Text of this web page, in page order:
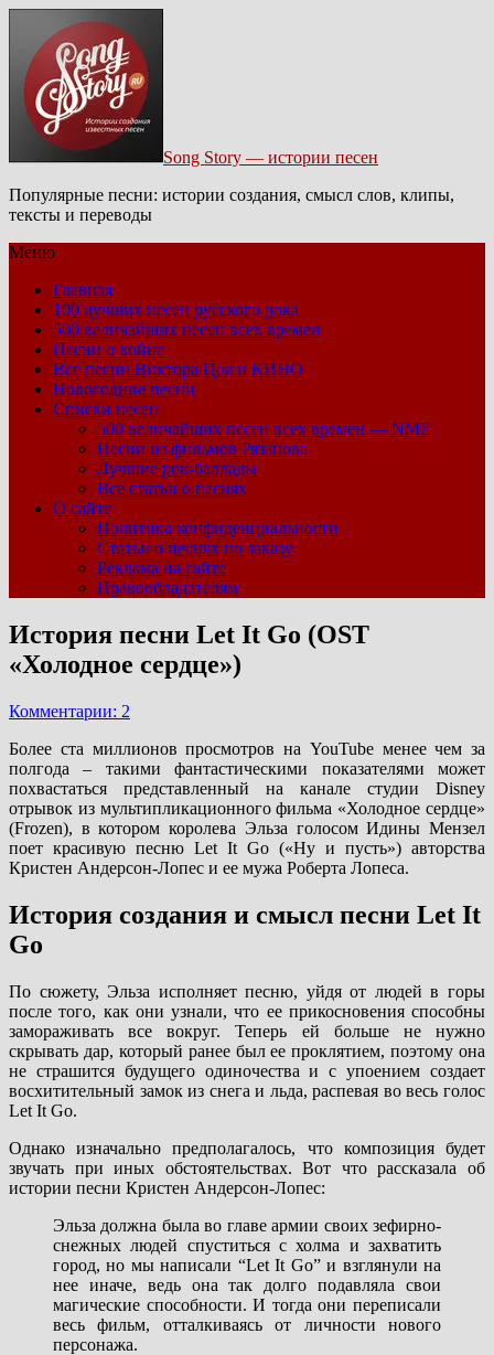
Song Story — истории песен
Популярные песни: истории создания, смысл слов, клипы,
тексты и переводы
Меню
Главная
100 лучших песен русского рока
500 величайших песен всех времен
Песни о войне
Все песни Виктора Цоя и КИНО
Новогодние песни
Списки песен
500 величайших песен всех времен — NME
Песни из фильмов Рязанова
Лучшие рок-баллады
Все статьи о песнях
О сайте
Политика конфиденциальности
Статьи о песнях по заказу
Реклама на сайте
Правообладателям
История песни Let It Go (OST
«Холодное сердце»)
Комментарии: 2
Более ста миллионов просмотров на YouTube менее чем за
полгода – такими фантастическими показателями может
похвастаться представленный на канале студии Disney
отрывок из мультипликационного фильма «Холодное сердце»
(Frozen), в котором королева Эльза голосом Идины Мензел
поет красивую песню Let It Go («Ну и пусть») авторства
Кристен Андерсон-Лопес и ее мужа Роберта Лопеса.
История создания и смысл песни Let It
Go
По сюжету, Эльза исполняет песню, уйдя от людей в горы
после того, как они узнали, что ее прикосновения способны
замораживать все вокруг. Теперь ей больше не нужно
скрывать дар, который ранее был ее проклятием, поэтому она
не страшится будущего одиночества и с упоением создает
восхитительный замок из снега и льда, распевая во весь голос
Let It Go.
Однако изначально предполагалось, что композиция будет
звучать при иных обстоятельствах. Вот что рассказала об
истории песни Кристен Андерсон-Лопес:
Эльза должна была во главе армии своих зефирно-
снежных людей спуститься с холма и захватить
город, но мы написали “Let It Go” и взглянули на
нее иначе, ведь она так долго подавляла свои
магические способности. И тогда они переписали
весь фильм, отталкиваясь от личности нового
персонажа.